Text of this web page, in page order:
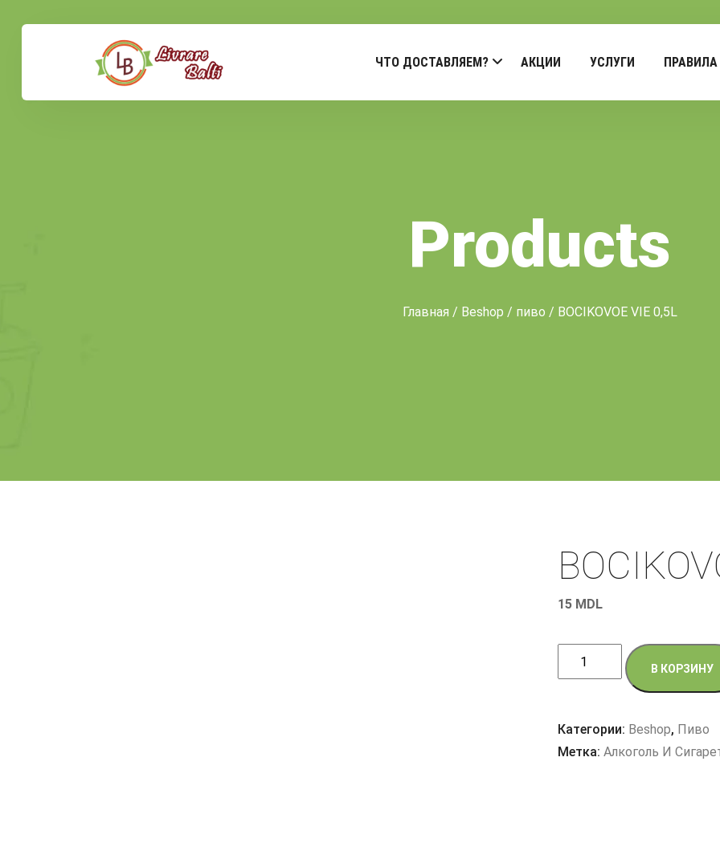
ЧТО ДОСТАВЛЯЕМ? АКЦИИ УСЛУГИ ПРАВИЛА
Products
Главная / Beshop / пиво / BOCIKOVOE VIE 0,5L
15 MDL
Количество
товара
VIE
0,5L
В КОРЗИНУ
Категории: Beshop, Пиво
Метка:Алкоголь И